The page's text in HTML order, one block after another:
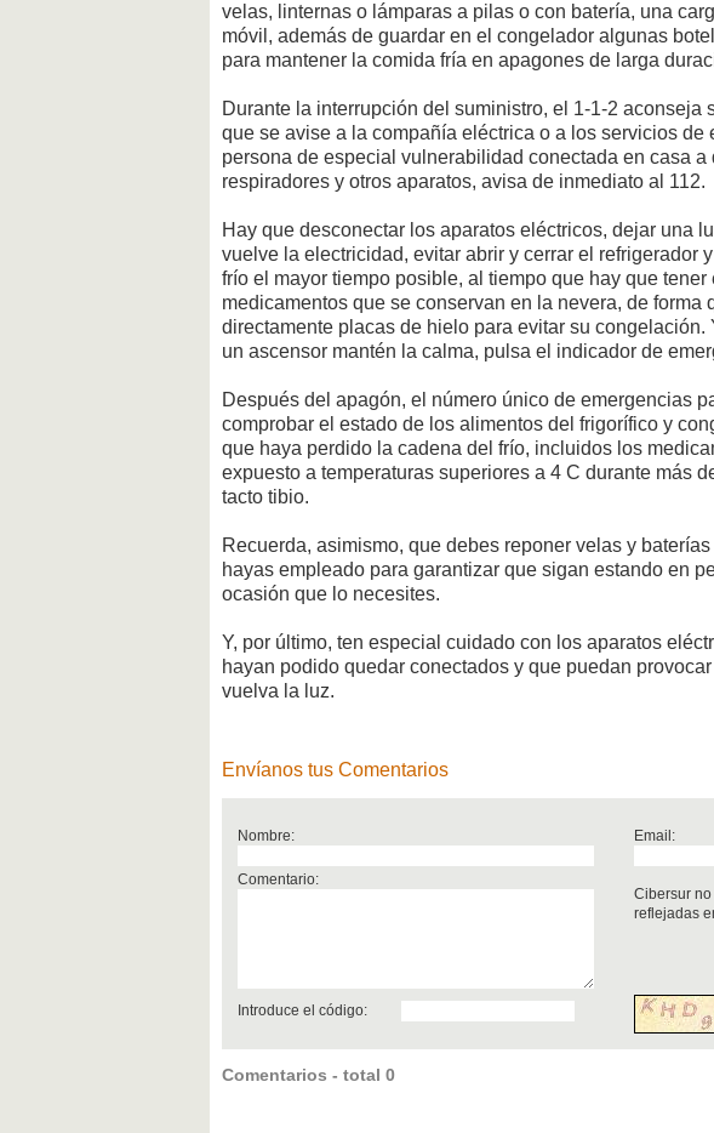
velas, linternas o lámparas a pilas o con batería, una
móvil, además de guardar en el congelador algunas
para mantener la comida fría en apagones de larga
Durante la interrupción del suministro, el 1-1-2 aconseja
que se avise a la compañía eléctrica o a los servicios de
persona de especial vulnerabilidad conectada en casa
respiradores y otros aparatos, avisa de inmediato al 112.
Hay que desconectar los aparatos eléctricos, dejar una
vuelve la electricidad, evitar abrir y cerrar el refrigerador
frío el mayor tiempo posible, al tiempo que hay que
medicamentos que se conservan en la nevera, de forma
directamente placas de hielo para evitar su
un ascensor mantén la calma, pulsa el indicador de
Después del apagón, el número único de emergencias
comprobar el estado de los alimentos del frigorífico y
que haya perdido la cadena del frío, incluidos los
expuesto a temperaturas superiores a 4 C durante más
tacto tibio.
Recuerda, asimismo, que debes reponer velas y
hayas empleado para garantizar que sigan estando en
ocasión que lo necesites.
Y, por último, ten especial cuidado con los aparatos
hayan podido quedar conectados y que puedan
vuelva la luz.
Envíanos tus Comentarios
Nombre: Email:
Comentario:
Cibersur
reflejadas
Introduce el código:
Comentarios - total 0